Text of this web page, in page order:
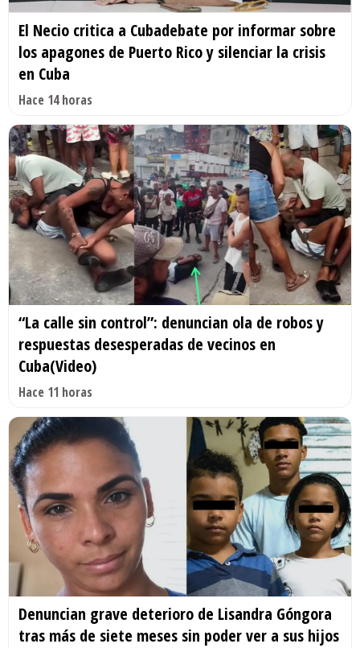
El Necio critica a Cubadebate por informar sobre
los apagones de Puerto Rico y silenciar la crisis
en Cuba
Hace 14 horas
“La calle sin control”: denuncian ola de robos y
respuestas desesperadas de vecinos en
Cuba(Video)
Hace 11 horas
Denuncian grave deterioro de Lisandra Góngora
tras más de siete meses sin poder ver a sus hijos